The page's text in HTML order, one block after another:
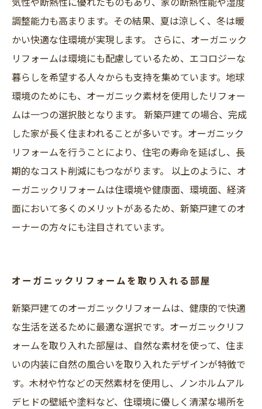
調整能力も高まります。その結果、夏は涼しく、冬は暖
かい快適な住環境が実現します。 さらに、オーガニック
リフォームは環境にも配慮しているため、エコロジーな
暮らしを希望する人々からも支持を集めています。地球
環境のためにも、オーガニック素材を使用したリフォー
ムは一つの選択肢となります。 新築戸建ての場合、完成
した家が長く住まわれることが多いです。オーガニック
リフォームを行うことにより、住宅の寿命を延ばし、長
期的なコスト削減にもつながります。 以上のように、オ
ーガニックリフォームは住環境や健康面、環境面、経済
面において多くのメリットがあるため、新築戸建てのオ
ーナーの方々にも注目されています。
オーガニックリフォームを取り入れる部屋
新築戸建てのオーガニックリフォームは、健康的で快適
な生活を送るために最適な選択です。オーガニックリフ
ォームを取り入れた部屋は、自然な素材を使って、住ま
いの内装に自然の風合いを取り入れたデザインが特徴で
す。木材や竹などの天然素材を使用し、ノンホルムアル
デヒドの壁紙や塗料など、住環境に優しく清潔な場所を